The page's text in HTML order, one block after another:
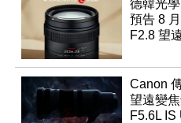
德韓光
預告 8
F2.8 望
Canon
望遠變
F5.6L IS